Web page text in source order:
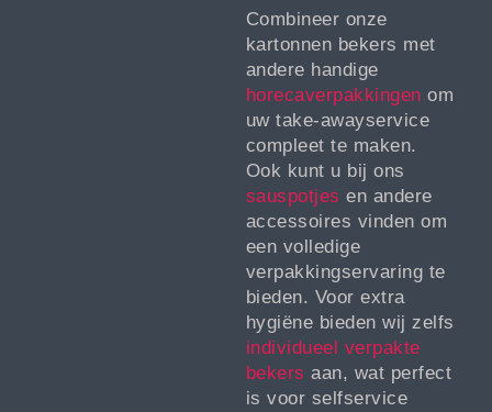
Combineer onze
kartonnen bekers met
andere handige
horecaverpakkingen om
uw take-awayservice
compleet te maken.
Ook kunt u bij ons
sauspotjes en andere
accessoires vinden om
een volledige
verpakkingservaring te
bieden. Voor extra
hygiëne bieden wij zelfs
individueel verpakte
bekers aan, wat perfect
is voor selfservice